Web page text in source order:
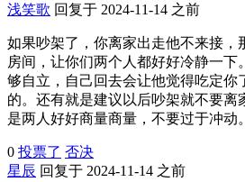
浅笑歌 回复于 2024-11-14 之前
如果吵架了，你离家出走他不来接，
房间，让你们两个人都好好冷静一下
够自立，自己回去会让他觉得吃定你
的。还有就是建议以后吵架就不要离
是两人好好商量商量，不要过于冲动。
0 投票了 否决
星辰 回复于 2024-11-14 之前